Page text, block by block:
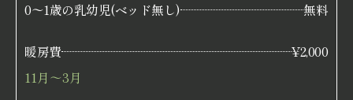
0〜1歳の乳幼児(ベッド無し)
無料
暖房費
¥2,000
11月～3月